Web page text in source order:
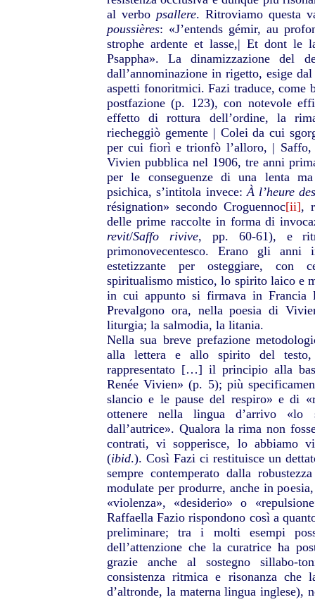
al verbo psallere. Ritroviamo questa
poussières: «J’entends gémir, au
strophe ardente et lasse,| Et dont le
Psappha».La dinamizzazione del
dall’annominazione in rigetto, esige
aspetti fonoritmici. Fazi traduce, come
postfazione (p. 123), con notevole
effetto di rottura dell’ordine, la
riecheggiò gemente | Colei da cui
per cui fiorì e trionfò l’alloro, | Saffo,
Vivien pubblica nel 1906, tre anni
per le conseguenze di una lenta
psichica, s’intitola invece:À l’heure
résignation» secondo Croguennoc[ii],
delle prime raccolte in forma di
revit/Saffo rivive, pp. 60-61), e
primonovecentesco. Erano gli
estetizzante per osteggiare, con
spiritualismo mistico, lo spirito laico e
in cui appunto si firmava in Francia
Prevalgono ora, nella poesia di
liturgia; la salmodia, la litania.
Nella sua breve prefazione
alla lettera e allo spirito del testo,
rappresentato […] il principio alla
Renée Vivien» (p. 5); più
slancio e le pause del respiro» e di
ottenere nella lingua d’arrivo
dall’autrice». Qualora la rima non
contrati, vi sopperisce, lo abbiamo
(ibid.). Così Fazi ci restituisce un
sempre contemperato dalla
modulate per produrre, anche in
«violenza», «desiderio» o
Raffaella Fazio rispondono così a
preliminare; tra i molti esempi
dell’attenzione che la curatrice ha
grazie anche al sostegno sillabo-
consistenza ritmica e risonanza che
d’altronde, la materna lingua inglese),